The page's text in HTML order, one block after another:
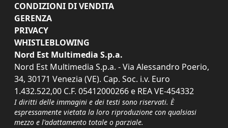
CONDIZIONI DI VENDITA
GERENZA
PRIVACY
WHISTLEBLOWING
Nord Est Multimedia S.p.a.
Nord Est Multimedia S.p.a. - Via Alessandro Poerio,
34, 30171 Venezia (VE). Cap. Soc. i.v. Euro
1.432.522,00 C.F. 05412000266 e REA VE-454332
I diritti delle immagini e dei testi sono riservati. È
espressamente vietata la loro riproduzione con qualsiasi
mezzo e l'adattamento totale o parziale.